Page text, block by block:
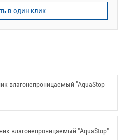
в один клик
влагонепроницаемый "AquaStop
влагонепроницаемый "AquaStop"